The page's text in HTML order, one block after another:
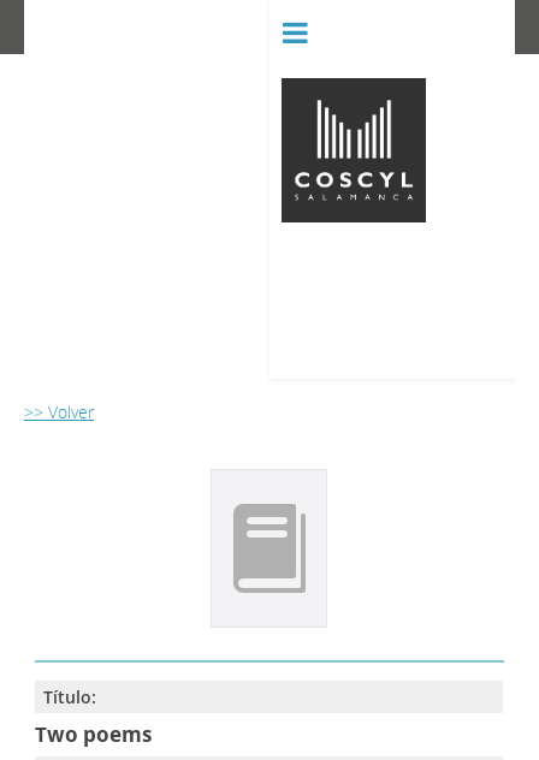
>> Volver
Título:
Two poems